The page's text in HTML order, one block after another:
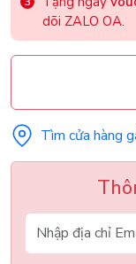
dõi ZALO OA.
Tìm cửa hàng